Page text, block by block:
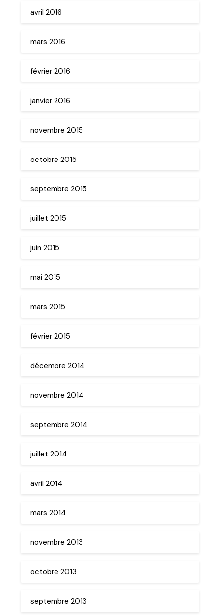
avril 2016
mars 2016
février 2016
janvier 2016
novembre 2015
octobre 2015
septembre 2015
juillet 2015
juin 2015
mai 2015
mars 2015
février 2015
décembre 2014
novembre 2014
septembre 2014
juillet 2014
avril 2014
mars 2014
novembre 2013
octobre 2013
septembre 2013